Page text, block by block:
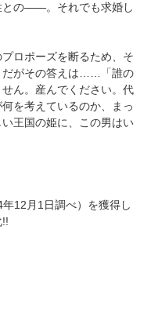
との――。それでも求婚し
ロポーズを断るため、そ
だがその答えは……「誰の
ん。産んでください。代
を考えているのか、まっ
王国の姫に、この男はい
12月1日調べ）を獲得し